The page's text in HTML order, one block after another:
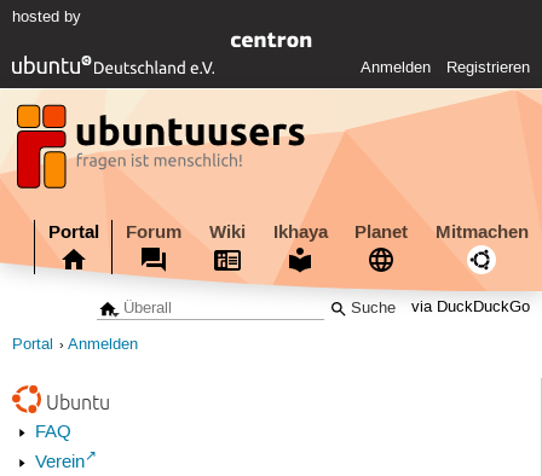
hosted by
Anmelden Registrieren
Portal Forum Wiki Ikhaya Planet Mitmachen
via DuckDuckGo
Portal Anmelden
Ubuntu
FAQ
Verein